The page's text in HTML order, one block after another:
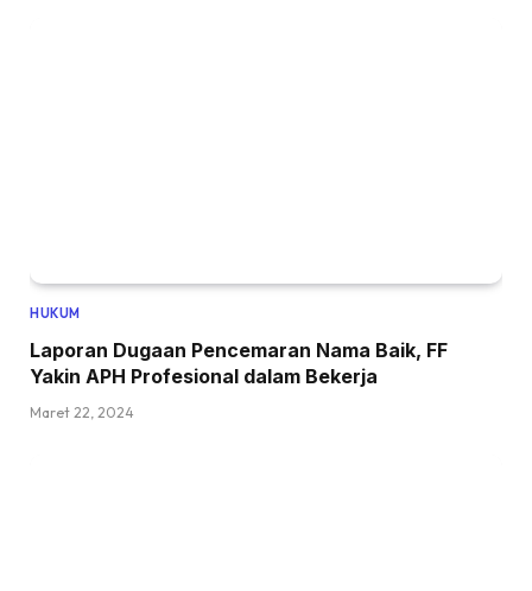
HUKUM
Laporan Dugaan Pencemaran Nama Baik, FF
Yakin APH Profesional dalam Bekerja
Maret 22, 2024